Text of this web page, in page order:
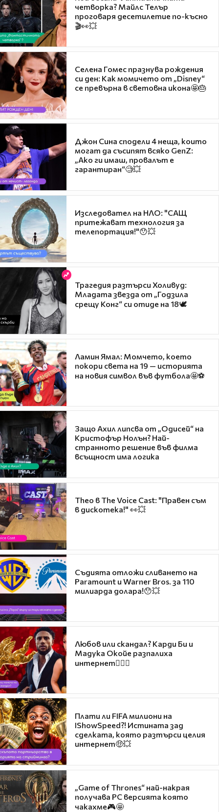
четворка? Майлс Телър
проговаря десетилетие по-късно
🎬👀💥
Селена Гомес празнува рождения
си ден: Как момичето от „Disney“
се превърна в световна икона🤩🎂
Джон Сина сподели 4 неща, които
могат да съсипят всяко GenZ:
„Ако ги имаш, провалът е
гарантиран“🧐💥
Изследовател на НЛО: "САЩ
притежават технология за
телепортация!"😯💥
Трагедия разтърси Холивуд:
Младата звезда от „Годзила
срещу Конг“ си отиде на 18🕊️
Ламин Ямал: Момчето, което
покори света на 19 — историята
на новия символ във футбола🤩⚽
Защо Ахил липсва от „Одисей“ на
Кристофър Нолън? Най-
странното решение във филма
всъщност има логика
Theo в The Voice Cast: "Правен съм
в дискотека!" 👀💥
Съдията отложи сливането на
Paramount и Warner Bros. за 110
милиарда долара!😯💥
Любов или скандал? Карди Би и
Мадука Окойе разпалиха
интернет❤️‍🔥🔥
Плати ли FIFA милиони на
IShowSpeed?! Истината зад
сделката, която разтърси целия
интернет🤑💥
„Game of Thrones“ най-накрая
получава PC версията която
чакахме🎮🤩